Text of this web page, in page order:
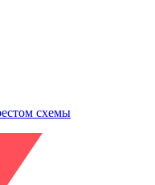
схемы